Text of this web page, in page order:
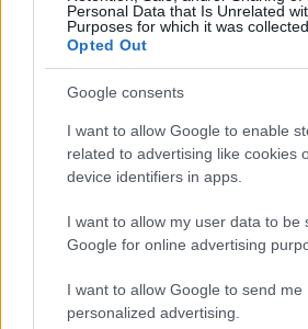
Personal Data that Is Unrelated
Purposes for which it was collected.
Opted Out
Google consents
I want to allow Google to enable
related to advertising like cookies
device identifiers in apps.
I want to allow my user data to be
Google for online advertising
I want to allow Google to send me
personalized advertising.
autópálya útépítés M1-es autópálya
M1 bővítés: már zajlik a teljesen
csomópont építése
különszintű csomópontot hoz létre az
bővítésénél.